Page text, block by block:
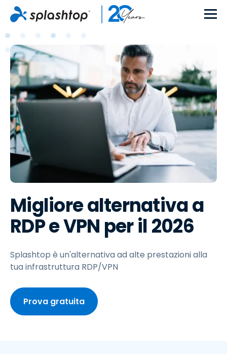
Migliore alternativa a
RDP e VPN per il 2026
Splashtop è un'alternativa ad alte prestazioni alla
tua infrastruttura RDP/VPN
Prova gratuita